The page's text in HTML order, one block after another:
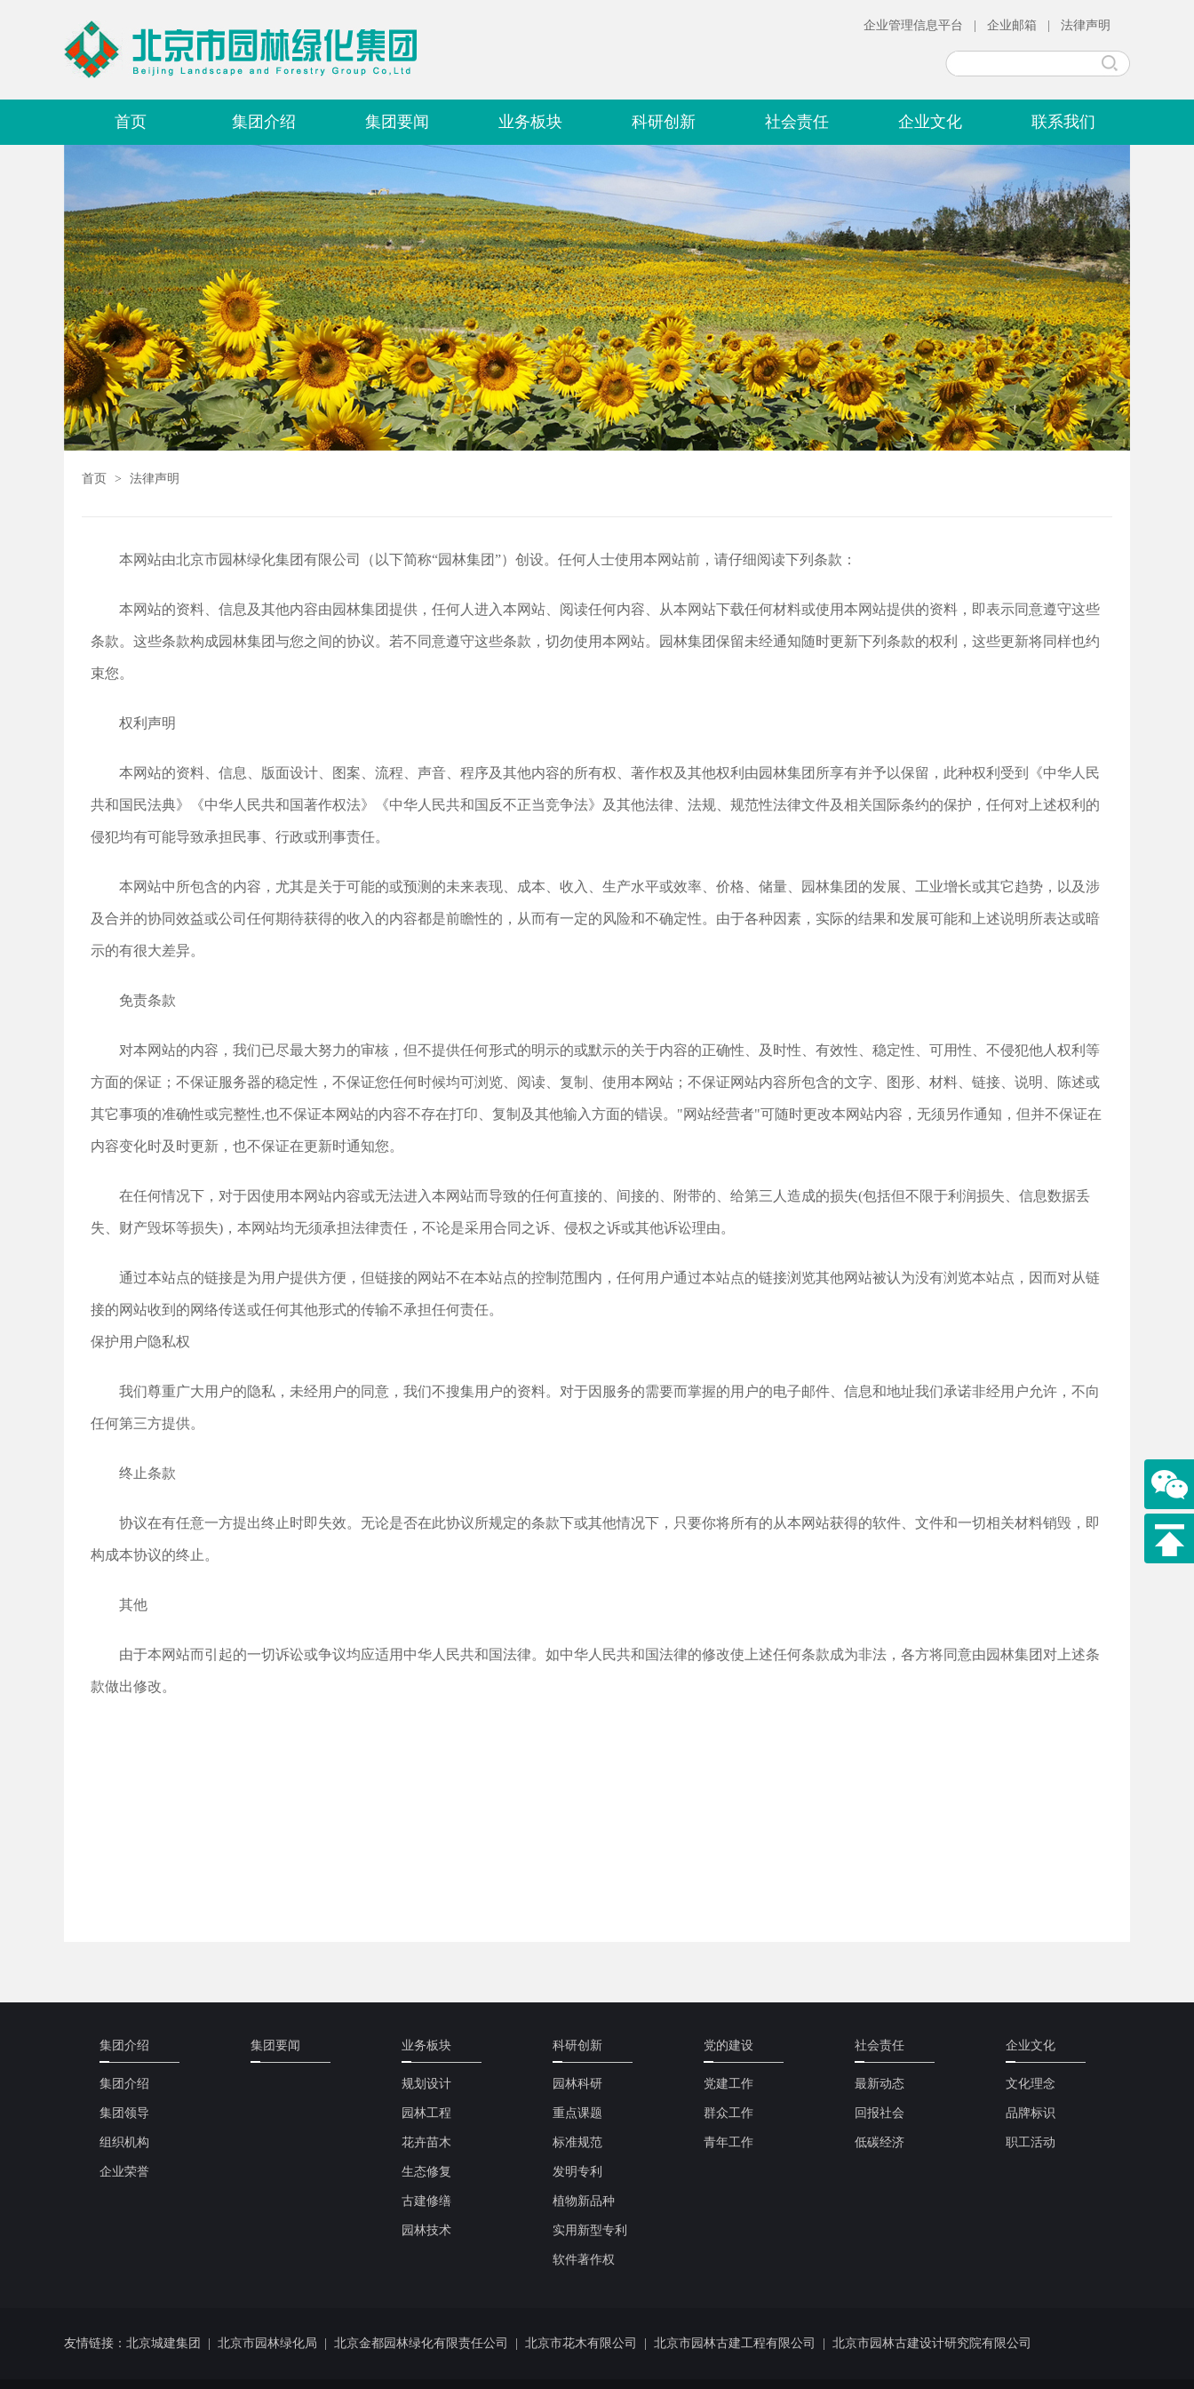
企业管理信息平台 企业邮箱 法律声明
首页 集团介绍 集团要闻 业务板块 科研创新 社会责任 企业文化 联系我们
首页 > 法律声明
本网站由北京市园林绿化集团有限公司（以下简称“园林集团”）创设。任何人士使用本网站前，请仔细阅读下列条款：
本网站的资料、信息及其他内容由园林集团提供，任何人进入本网站、阅读任何内容、从本网站下载任何材料或使用本网站提供的资料，即表示同意遵守这些
条款。这些条款构成园林集团与您之间的协议。若不同意遵守这些条款，切勿使用本网站。园林集团保留未经通知随时更新下列条款的权利，这些更新将同样也约
束您。
权利声明
本网站的资料、信息、版面设计、图案、流程、声音、程序及其他内容的所有权、著作权及其他权利由园林集团所享有并予以保留，此种权利受到《中华人民
共和国民法典》《中华人民共和国著作权法》《中华人民共和国反不正当竞争法》及其他法律、法规、规范性法律文件及相关国际条约的保护，任何对上述权利的
侵犯均有可能导致承担民事、行政或刑事责任。
本网站中所包含的内容，尤其是关于可能的或预测的未来表现、成本、收入、生产水平或效率、价格、储量、园林集团的发展、工业增长或其它趋势，以及涉
及合并的协同效益或公司任何期待获得的收入的内容都是前瞻性的，从而有一定的风险和不确定性。由于各种因素，实际的结果和发展可能和上述说明所表达或暗
示的有很大差异。
免责条款
对本网站的内容，我们已尽最大努力的审核，但不提供任何形式的明示的或默示的关于内容的正确性、及时性、有效性、稳定性、可用性、不侵犯他人权利等
方面的保证；不保证服务器的稳定性，不保证您任何时候均可浏览、阅读、复制、使用本网站；不保证网站内容所包含的文字、图形、材料、链接、说明、陈述或
其它事项的准确性或完整性,也不保证本网站的内容不存在打印、复制及其他输入方面的错误。"网站经营者"可随时更改本网站内容，无须另作通知，但并不保证在
内容变化时及时更新，也不保证在更新时通知您。
在任何情况下，对于因使用本网站内容或无法进入本网站而导致的任何直接的、间接的、附带的、给第三人造成的损失(包括但不限于利润损失、信息数据丢
失、财产毁坏等损失)，本网站均无须承担法律责任，不论是采用合同之诉、侵权之诉或其他诉讼理由。
通过本站点的链接是为用户提供方便，但链接的网站不在本站点的控制范围内，任何用户通过本站点的链接浏览其他网站被认为没有浏览本站点，因而对从链
接的网站收到的网络传送或任何其他形式的传输不承担任何责任。
保护用户隐私权
我们尊重广大用户的隐私，未经用户的同意，我们不搜集用户的资料。对于因服务的需要而掌握的用户的电子邮件、信息和地址我们承诺非经用户允许，不向
任何第三方提供。
终止条款
协议在有任意一方提出终止时即失效。无论是否在此协议所规定的条款下或其他情况下，只要你将所有的从本网站获得的软件、文件和一切相关材料销毁，即
构成本协议的终止。
其他
由于本网站而引起的一切诉讼或争议均应适用中华人民共和国法律。如中华人民共和国法律的修改使上述任何条款成为非法，各方将同意由园林集团对上述条
款做出修改。
集团介绍
集团介绍
集团领导
组织机构
企业荣誉
集团要闻 业务板块
规划设计
园林工程
花卉苗木
生态修复
古建修缮
园林技术
科研创新
园林科研
重点课题
标准规范
发明专利
植物新品种
实用新型专利
软件著作权
党的建设
党建工作
群众工作
青年工作
社会责任
最新动态
回报社会
低碳经济
企业文化
文化理念
品牌标识
职工活动
友情链接： 北京城建集团 北京市园林绿化局 北京金都园林绿化有限责任公司 北京市花木有限公司 北京市园林古建工程有限公司 北京市园林古建设计研究院有限公司